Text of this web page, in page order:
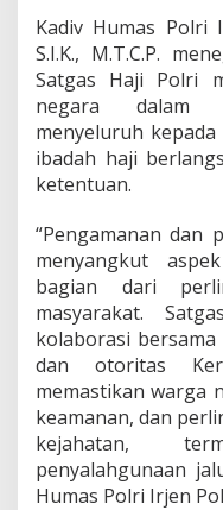
Kadiv Humas Polri
S.I.K., M.T.C.P.
Satgas Haji Polri
negara dalam
menyeluruh
ibadah haji
ketentuan.
“Pengamanan dan
menyangkut
bagian dari
masyarakat.
kolaborasi
dan otoritas
memastikan warga
keamanan, dan
kejahatan,
penyalahgunaan
Humas Polri Irjen